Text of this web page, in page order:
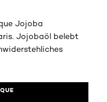
Jojoba
Jojobaöl belebt